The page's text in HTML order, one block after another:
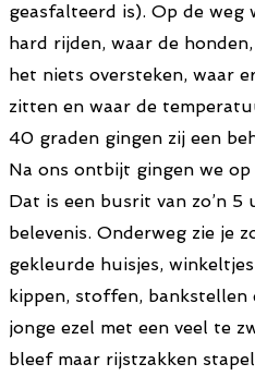
geasfalteerd is). Op de weg
hard rijden, waar de
het niets oversteken, waar
zitten en waar de
40 graden gingen zij een
Na ons ontbijt gingen we
Dat is een busrit van zo’n
belevenis. Onderweg zie je
gekleurde huisjes,
kippen, stoffen, bankstellen
jonge ezel met een veel te
bleef maar rijstzakken